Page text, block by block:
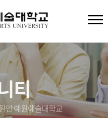
티
인 예원예술대학교